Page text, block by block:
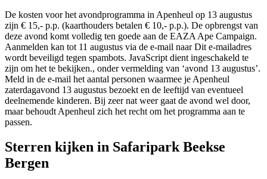
De kosten voor het avondprogramma in Apenheul op 13 augustus
zijn € 15,- p.p. (kaarthouders betalen € 10,- p.p.). De opbrengst van
deze avond komt volledig ten goede aan de EAZA Ape Campaign.
Aanmelden kan tot 11 augustus via de e-mail naarDit e-mailadres
wordt beveiligd tegen spambots. JavaScript dient ingeschakeld te
zijn om het te bekijken., onder vermelding van ‘avond 13 augustus’.
Meld in de e-mail het aantal personen waarmee je Apenheul
zaterdagavond 13 augustus bezoekt en de leeftijd van eventueel
deelnemende kinderen. Bij zeer nat weer gaat de avond wel door,
maar behoudt Apenheul zich het recht om het programma aan te
passen.
Sterren kijken in Safaripark Beekse
Bergen